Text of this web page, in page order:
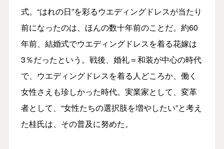
式。“はれの日”を彩るウエディングドレスが当たり
前になったのは、ほんの数十年前のことだ。約60
年前、結婚式でウエディングドレスを着る花嫁は
3％だったという。戦後、婚礼＝和装が中心の時代
で、ウエディングドレスを着る人どころか、働く
女性さえも珍しかった時代。実業家として、変革
者として、“女性たちの選択肢を増やしたい”と考え
た桂氏は、その普及に努めた。